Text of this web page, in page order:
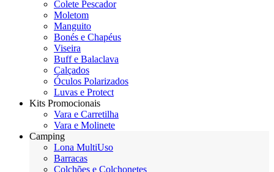
Colete Pescador
Moletom
Manguito
Bonés e Chapéus
Viseira
Buff e Balaclava
Calçados
Óculos Polarizados
Luvas e Protect
Kits Promocionais
Vara e Carretilha
Vara e Molinete
Camping
Lona MultiUso
Barracas
Colchões e Colchonetes